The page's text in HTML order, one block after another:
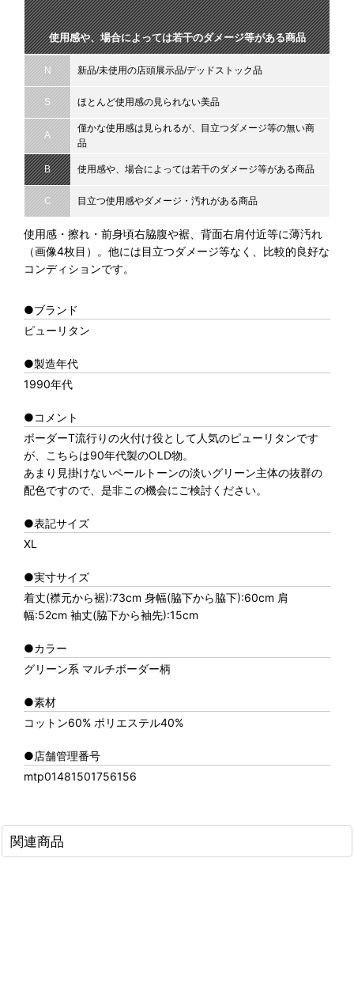
使用感や、場合によっては若干のダメージ等がある商品
N 新品/未使用の店頭展示品/デッドストック品
S ほとんど使用感の見られない美品
A
僅かな使用感は見られるが、目立つダメージ等の無い商
品
B 使用感や、場合によっては若干のダメージ等がある商品
C 目立つ使用感やダメージ・汚れがある商品
使用感・擦れ・前身頃右脇腹や裾、背面右肩付近等に薄汚れ
（画像4枚目）。他には目立つダメージ等なく、比較的良好な
コンディションです。
●ブランド
ピューリタン
●製造年代
1990年代
●コメント
ボーダーT流行りの火付け役として人気のピューリタンです
が、こちらは90年代製のOLD物。
あまり見掛けないペールトーンの淡いグリーン主体の抜群の
配色ですので、是非この機会にご検討ください。
●表記サイズ
XL
●実寸サイズ
着丈(襟元から裾):73cm 身幅(脇下から脇下):60cm 肩
幅:52cm 袖丈(脇下から袖先):15cm
●カラー
グリーン系 マルチボーダー柄
●素材
コットン60% ポリエステル40%
●店舗管理番号
mtp01481501756156
関連商品